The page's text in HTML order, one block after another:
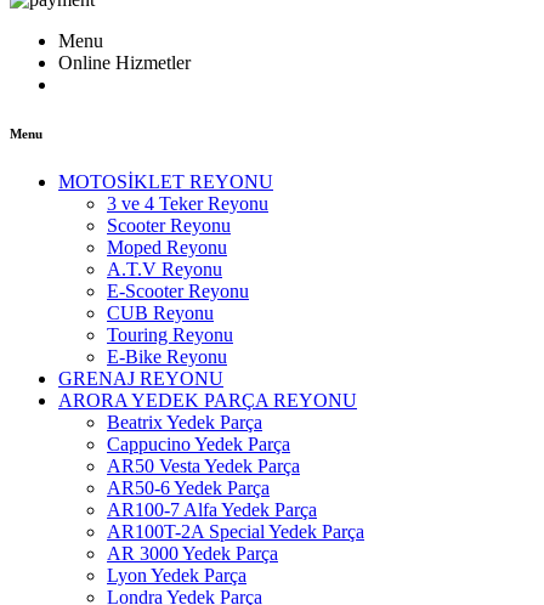
Menu
Online Hizmetler
Menu
MOTOSİKLET REYONU
3 ve 4 Teker Reyonu
Scooter Reyonu
Moped Reyonu
A.T.V Reyonu
E-Scooter Reyonu
CUB Reyonu
Touring Reyonu
E-Bike Reyonu
GRENAJ REYONU
ARORA YEDEK PARÇA REYONU
Beatrix Yedek Parça
Cappucino Yedek Parça
AR50 Vesta Yedek Parça
AR50-6 Yedek Parça
AR100-7 Alfa Yedek Parça
AR100T-2A Special Yedek Parça
AR 3000 Yedek Parça
Lyon Yedek Parça
Londra Yedek Parça